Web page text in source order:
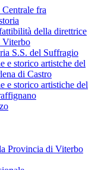
fra
della direttrice
Viterbo
S.S. del Suffragio
e storico artistche del
di Castro
e storico artistiche del
Provincia di Viterbo